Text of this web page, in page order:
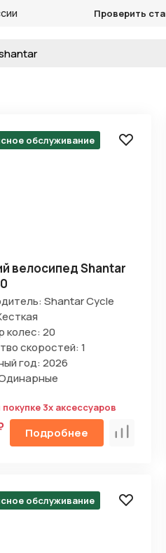
Проверить
обслуживание
велосипед Shantar
Shantar Cycle
колес: 20
скоростей: 1
год: 2026
3х аксессуаров
Подробнее Сравнить
обслуживание